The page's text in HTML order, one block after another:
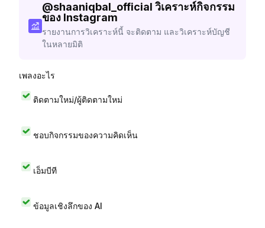
@shaaniqbal_official วิเคราะห์กิจกรรม
ของ Instagram
รายงานการวิเคราะห์นี้ จะติดตาม และวิเคราะห์บัญชี
ในหลายมิติ
เพลงอะไร
ติดตามใหม่/ผู้ติดตามใหม่
ชอบกิจกรรมของความคิดเห็น
เอ็มบีที
ข้อมูลเชิงลึกของ AI